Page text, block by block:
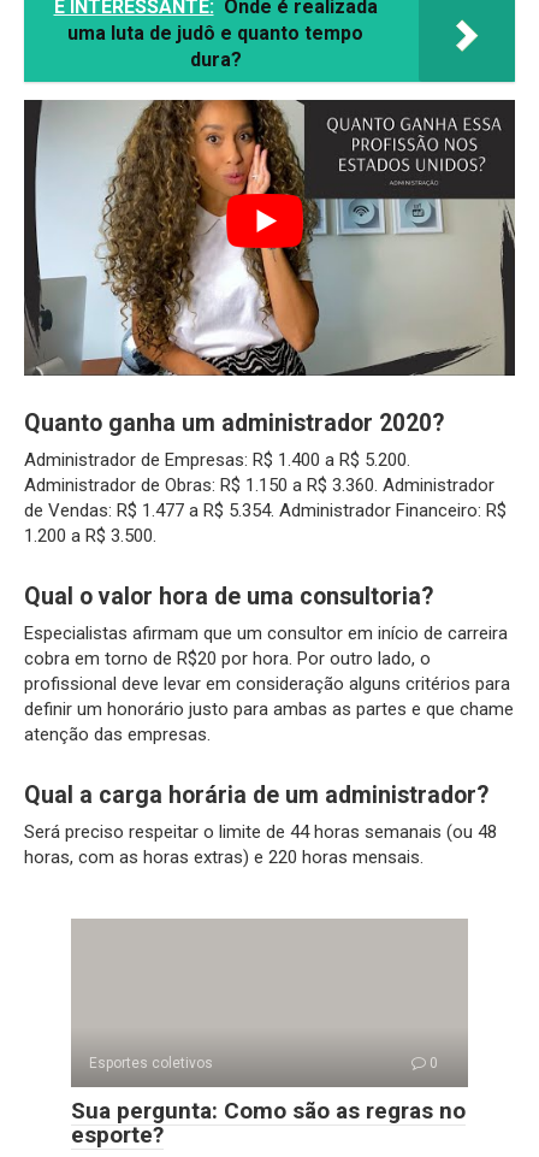
É INTERESSANTE: Onde é realizada
uma luta de judô e quanto tempo
dura?
Quanto ganha um administrador 2020?
Administrador de Empresas: R$ 1.400 a R$ 5.200.
Administrador de Obras: R$ 1.150 a R$ 3.360. Administrador
de Vendas: R$ 1.477 a R$ 5.354. Administrador Financeiro: R$
1.200 a R$ 3.500.
Qual o valor hora de uma consultoria?
Especialistas afirmam que um consultor em início de carreira
cobra em torno de R$20 por hora. Por outro lado, o
profissional deve levar em consideração alguns critérios para
definir um honorário justo para ambas as partes e que chame
atenção das empresas.
Qual a carga horária de um administrador?
Será preciso respeitar o limite de 44 horas semanais (ou 48
horas, com as horas extras) e 220 horas mensais.
Esportes coletivos 0
Sua pergunta: Como são as regras no
esporte?